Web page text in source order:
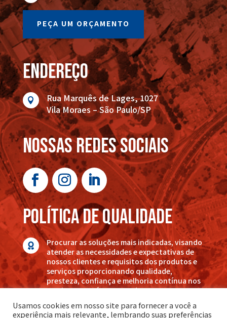
PEÇA UM ORÇAMENTO
endereço

Rua Marquês de Lages, 1027
Vila Moraes – São Paulo/SP
nossas redes sociais
POLÍTICA DE QUALIDADE

Procurar as soluções mais indicadas, visando
atender as necessidades e expectativas de
nossos clientes e requisitos dos produtos e
serviços proporcionando qualidade,
presteza, confiança e melhoria contínua nos
serviços por nós executados.
Conheça também nossa:
Usamos cookies em nosso site para fornecer a você a
experiência mais relevante, lembrando suas preferências